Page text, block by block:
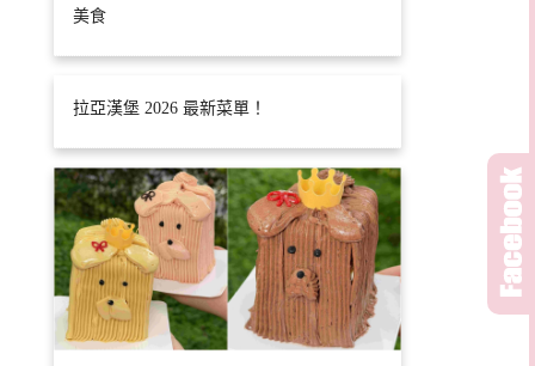
美食
拉亞漢堡 2026 最新菜單！